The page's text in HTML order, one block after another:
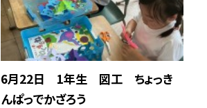
6月22日 1年生 図工 ちょっき
んぱっでかざろう